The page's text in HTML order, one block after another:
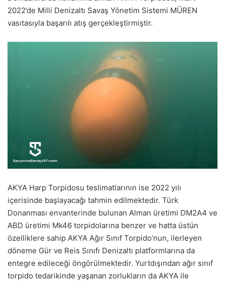
2022’de Milli Denizaltı Savaş Yönetim Sistemi MÜREN
vasıtasıyla başarılı atış gerçekleştirmiştir.
AKYA Harp Torpidosu teslimatlarının ise 2022 yılı
içerisinde başlayacağı tahmin edilmektedir. Türk
Donanması envanterinde bulunan Alman üretimi DM2A4 ve
ABD üretimi Mk46 torpidolarına benzer ve hatta üstün
özelliklere sahip AKYA Ağır Sınıf Torpido’nun, ilerleyen
döneme Gür ve Reis Sınıfı Denizaltı platformlarına da
entegre edileceği öngörülmektedir. Yurtdışından ağır sınıf
torpido tedarikinde yaşanan zorlukların da AKYA ile